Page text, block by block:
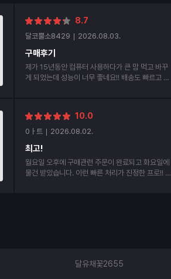
8.7
달코뿔소8429 2026.08.03.
구매후기
제가 15년동안 컴퓨터 사용하다가 큰 맘 먹고 바꾸
게 되었는데 성능이 너무 좋네요!! 배송도 빠르고 내
10.0
0ㅏ트 2026.08.02.
최고!
월요일 오후에 구매관련 주문이 완료되고 화요일에
물건 받았습니다. 이런 빠른 처리가 진정한 프로!! 이
달유채꽃2655